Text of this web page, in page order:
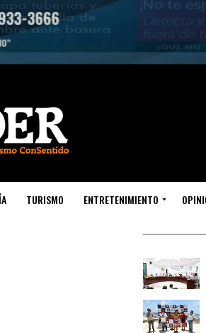
TURISMO ENTRETENIMIENTO
IMPULSA
PUERTO